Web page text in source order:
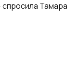
Тамара